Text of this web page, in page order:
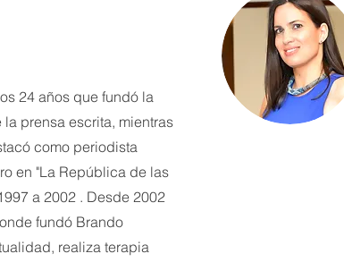
24 años que fundó la
prensa escrita, mientras
como periodista
en "La República de las
a 2002 . Desde 2002
fundó Brando
realiza terapia